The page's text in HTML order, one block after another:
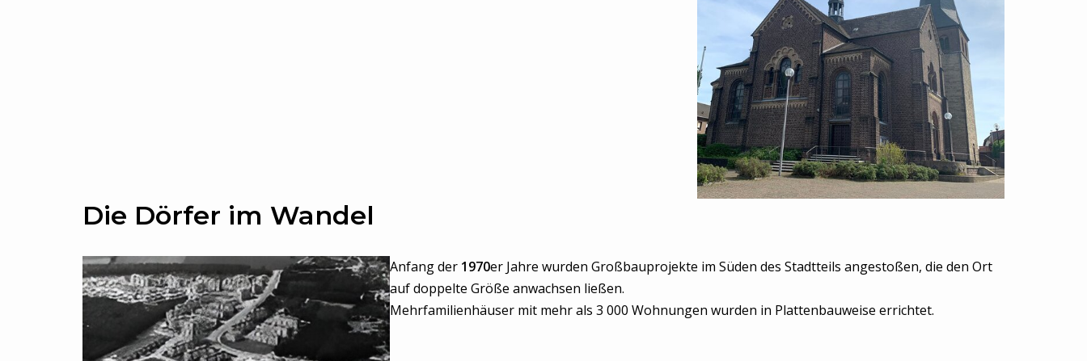
Die Dörfer im Wandel
Anfang der 1970er Jahre wurden Großbauprojekte im Süden des Stadtteils angestoßen, die den Ort
auf doppelte Größe anwachsen ließen.
Mehrfamilienhäuser mit mehr als 3 000 Wohnungen wurden in Plattenbauweise errichtet.